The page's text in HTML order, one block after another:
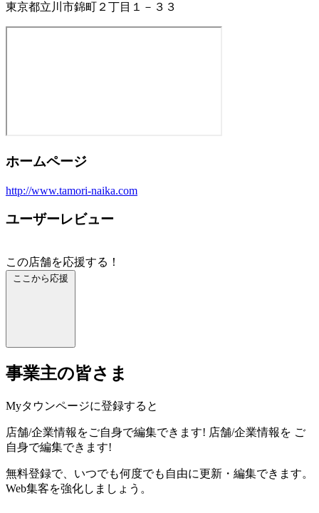
東京都立川市錦町２丁目１－３３
ホームページ
http://www.tamori-naika.com
ユーザーレビュー
この店舗を応援する！
ここから応援
事業主の皆さま
Myタウンページに登録すると
店舗/企業情報をご自身で編集できます! 店舗/企業情報を ご
自身で編集できます!
無料登録で、いつでも何度でも自由に更新・編集できます。
Web集客を強化しましょう。